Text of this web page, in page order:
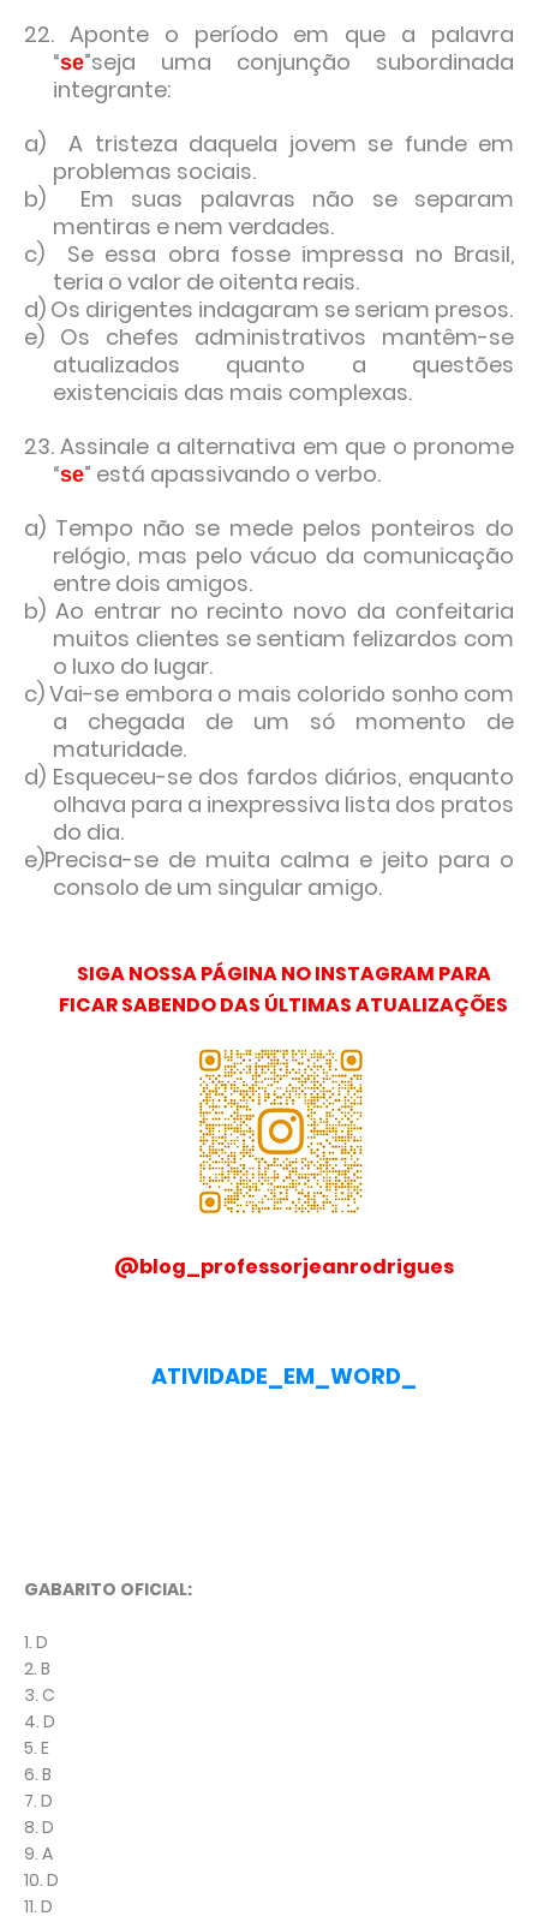
22. Aponte o período em que a palavra
“se”seja uma conjunção subordinada
integrante:
a) A tristeza daquela jovem se funde em
problemas sociais.
b) Em suas palavras não se separam
mentiras e nem verdades.
c) Se essa obra fosse impressa no Brasil,
teria o valor de oitenta reais.
d) Os dirigentes indagaram se seriam presos.
e) Os chefes administrativos mantêm-se
atualizados quanto a questões
existenciais das mais complexas.
23. Assinale a alternativa em que o pronome
“se” está apassivando o verbo.
a) Tempo não se mede pelos ponteiros do
relógio, mas pelo vácuo da comunicação
entre dois amigos.
b) Ao entrar no recinto novo da confeitaria
muitos clientes se sentiam felizardos com
o luxo do lugar.
c) Vai-se embora o mais colorido sonho com
a chegada de um só momento de
maturidade.
d) Esqueceu-se dos fardos diários, enquanto
olhava para a inexpressiva lista dos pratos
do dia.
e)Precisa-se de muita calma e jeito para o
consolo de um singular amigo.
SIGA NOSSA PÁGINA NO INSTAGRAM PARA
FICAR SABENDO DAS ÚLTIMAS ATUALIZAÇÕES
@blog_professorjeanrodrigues
ATIVIDADE_EM_WORD_
GABARITO OFICIAL:
1. D
2. B
3. C
4. D
5. E
6. B
7. D
8. D
9. A
10. D
11. D